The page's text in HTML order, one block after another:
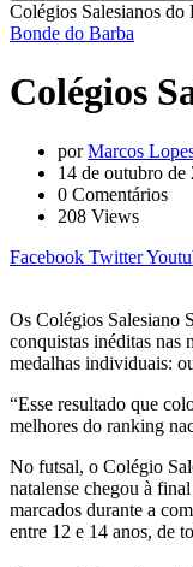
Colégios Salesianos do
Bonde do Barba
Colégios
porMarcos
14 de outubro de
0 Comentários
208 Views
Facebook Twitter
Os Colégios Salesiano
conquistas inéditas nas
medalhas individuais:
“Esse resultado que
melhores do ranking
No futsal, o Colégio
natalense chegou à
marcados durante a
entre 12 e 14 anos, de